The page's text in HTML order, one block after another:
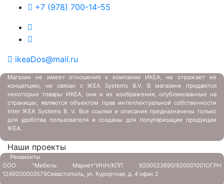
+7 (978) 700-14-55
ikeaDos@mail.ru
Магазин не имеет отношения к компании ИКЕА, не отражает ее
концепцию, не связан с IKEA Systems B.V. В магазине продаются
некоторые товары ИКЕА, они и их изображения, опубликованные на
страницах, являются объектом прав интеллектуальной собственности
Inter IKEA Systems B. V. Все ссылки и описания предназначены только
для удобства пользователя и созданы для популяризации продукции
IKEA.
Наши проекты
Реквизиты
ООО "Мебель Маркет"ИНН/КПП 9200023690/920001001ОГРН
1249200003579Севастополь, ул. Курортная, д. 4 офис 2